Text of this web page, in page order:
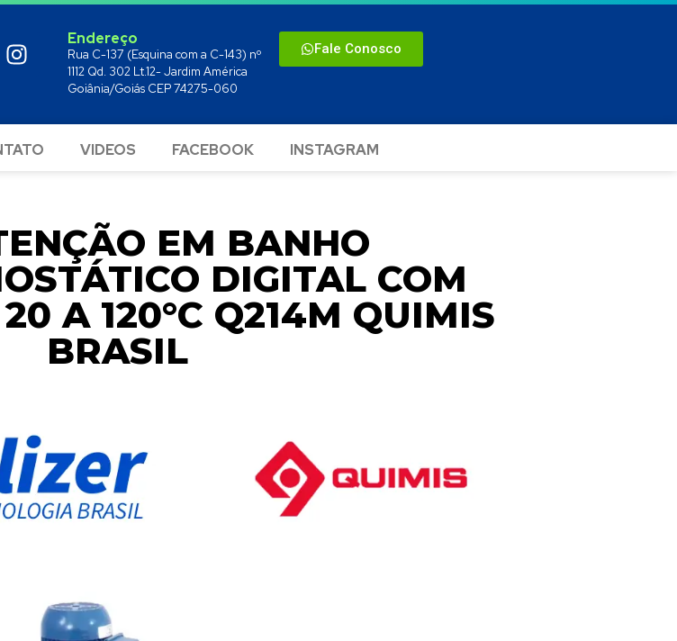
Endereço
Rua C-137 (Esquina com a C-143) nº
1112 Qd. 302 Lt.12- Jardim América
Goiânia/Goiás CEP 74275-060
Fale Conosco
VIDEOS FACEBOOK INSTAGRAM
EM BANHO
DIGITAL COM
A 120°C Q214M QUIMIS
BRASIL